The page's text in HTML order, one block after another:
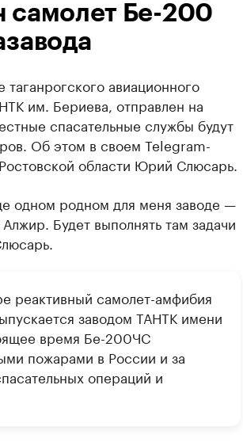
самолет Бе-200
авиационного
им. Бериева, отправлен на
спасательные службы будут
Об этом в своем Telegram-
области Юрий Слюсарь.
одном родном для меня заводе —
Будет выполнять там задачи
реактивный самолет-амфибия
заводом ТАНТК имени
время Бе-200ЧС
пожарами в России и за
операций и